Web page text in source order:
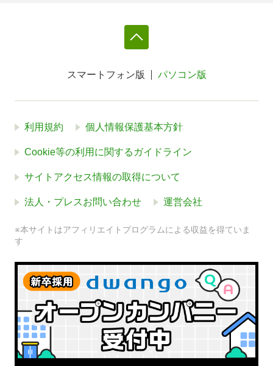
スマートフォン版 パソコン版
利用規約 個人情報保護基本方針
Cookie等の利用に関するガイドライン
サイトアクセス情報の取得について
法人・プレスお問い合わせ 運営会社
※本サイトはアフィリエイトプログラムによる収益を得ていま
す